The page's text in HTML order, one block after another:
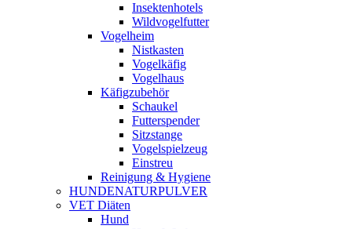
Insektenhotels
Wildvogelfutter
Vogelheim
Nistkasten
Vogelkäfig
Vogelhaus
Käfigzubehör
Schaukel
Futterspender
Sitzstange
Vogelspielzeug
Einstreu
Reinigung & Hygiene
HUNDENATURPULVER
VET Diäten
Hund